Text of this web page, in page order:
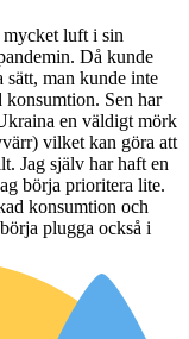
mycket luft i sin
Då kunde
sätt, man kunde inte
konsumtion. Sen har
en väldigt mörk
vilket kan göra att
Jag själv har haft en
börja prioritera lite.
konsumtion och
plugga också i